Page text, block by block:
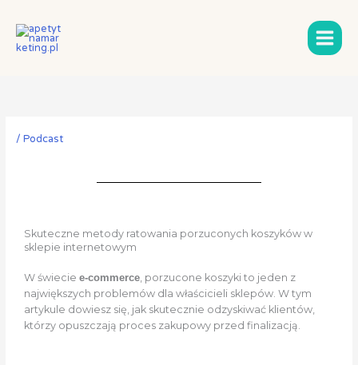
treści
/ Podcast
Skuteczne metody ratowania porzuconych koszyków w
sklepie internetowym
W świecie e-commerce, porzucone koszyki to jeden z
największych problemów dla właścicieli sklepów. W tym
artykule dowiesz się, jak skutecznie odzyskiwać klientów,
którzy opuszczają proces zakupowy przed finalizacją.